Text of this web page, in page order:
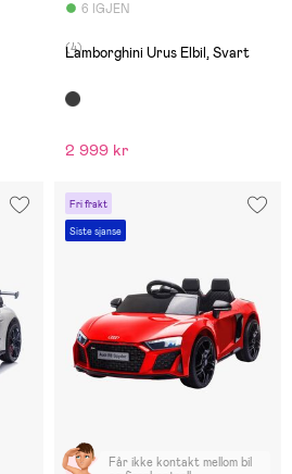
6 IGJEN
(4)
Lamborghini Urus Elbil, Svart
2 999 kr
Fri frakt
Siste sjanse
Får ikke kontakt mellom bil